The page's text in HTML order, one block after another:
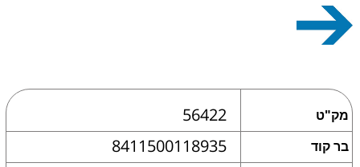
מק"ט 56422
בר קוד 8411500118935